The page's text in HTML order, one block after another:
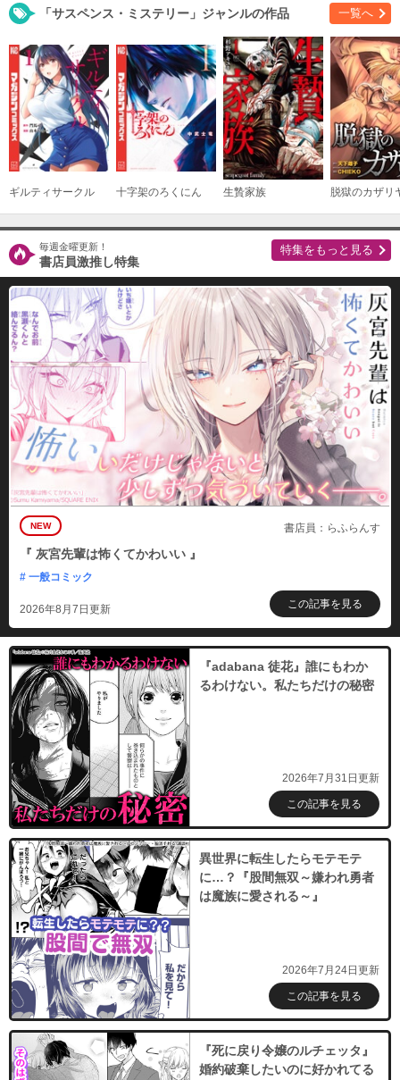
「サスペンス・ミステリー」ジャンルの作品 一覧へ
ギルティサークル 十字架のろくにん 生贄家族 脱獄のカザリ
毎週金曜更新！
書店員激推し特集
特集をもっと見る
NEW 書店員：らふらんす
『 灰宮先輩は怖くてかわいい 』
# 一般コミック
2026年8月7日更新 この記事を見る
『adabana 徒花』誰にもわか
るわけない。私たちだけの秘密
2026年7月31日更新
この記事を見る
異世界に転生したらモテモテ
に…？『股間無双～嫌われ勇者
は魔族に愛される～』
2026年7月24日更新
この記事を見る
『死に戻り令嬢のルチェッタ』
婚約破棄したいのに好かれてる